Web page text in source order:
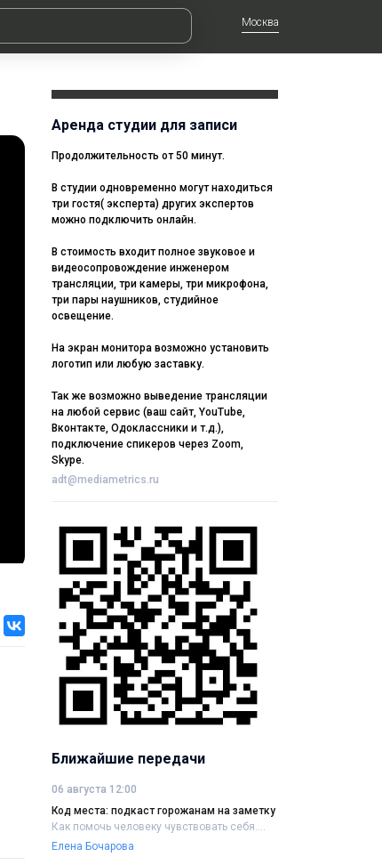
Москва
Аренда студии для записи
Продолжительность от 50 минут.
В студии одновременно могут находиться
три гостя( эксперта) других экспертов
можно подключить онлайн.
В стоимость входит полное звуковое и
видеосопровождение инженером
трансляции, три камеры, три микрофона,
три пары наушников, студийное
освещение.
На экран монитора возможно установить
логотип или любую заставку.
Так же возможно выведение трансляции
на любой сервис (ваш сайт, YouTube,
Вконтакте, Одоклассники и т.д.),
подключение спикеров через Zoom,
Skype.
adt@mediametrics.ru
Ближайшие передачи
06 августа 12:00
Код места: подкаст горожанам на заметку
Как помочь человеку чувствовать себя....
Елена Бочарова